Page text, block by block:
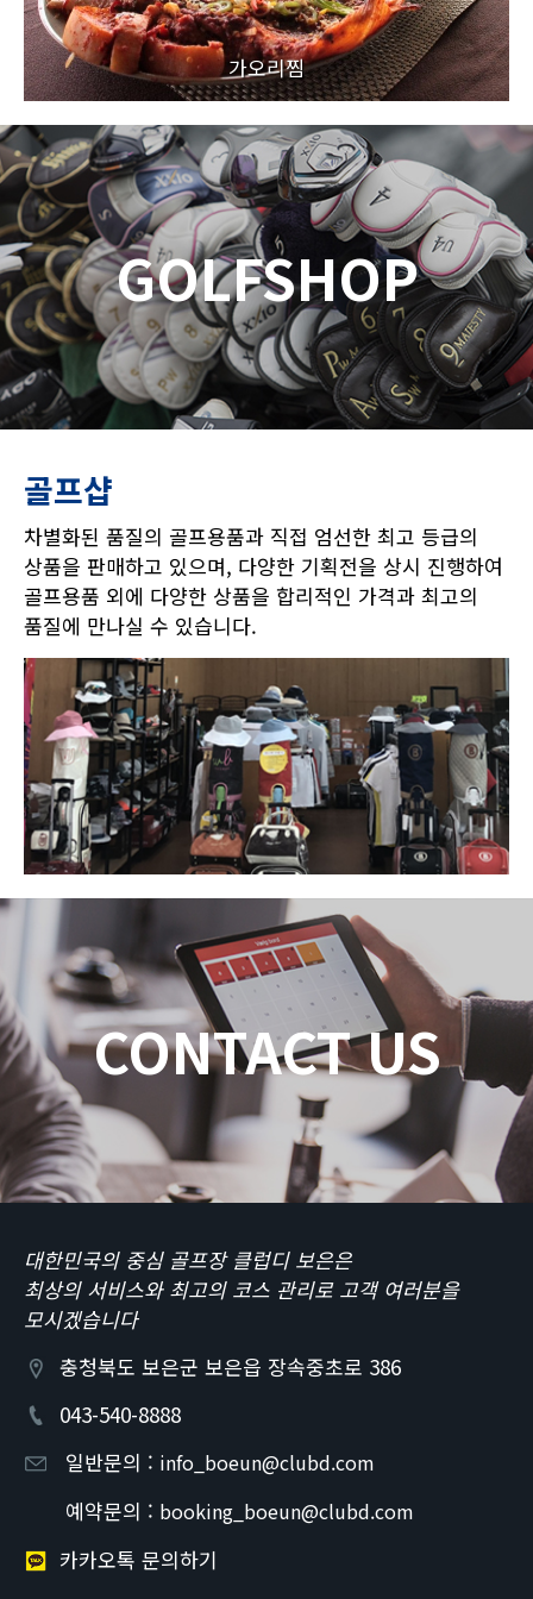
가오리찜
GOLFSHOP
골프샵
차별화된 품질의 골프용품과 직접 엄선한 최고 등급의
상품을 판매하고 있으며, 다양한 기획전을 상시 진행하여
골프용품 외에 다양한 상품을 합리적인 가격과 최고의
품질에 만나실 수 있습니다.
CONTACT US
대한민국의 중심 골프장 클럽디 보은은
최상의 서비스와 최고의 코스 관리로 고객 여러분을
모시겠습니다
충청북도 보은군 보은읍 장속중초로 386
043-540-8888
일반문의 : info_boeun@clubd.com
예약문의 : booking_boeun@clubd.com
카카오톡 문의하기